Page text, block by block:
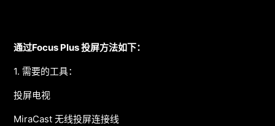
通过Focus Plus 投屏方法如下：
1. 需要的工具：
投屏电视
MiraCast 无线投屏连接线